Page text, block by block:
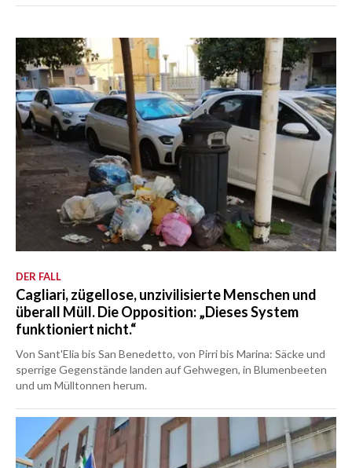
DER FALL
Cagliari, zügellose, unzivilisierte Menschen und
überall Müll. Die Opposition: „Dieses System
funktioniert nicht.“
Von Sant'Elia bis San Benedetto, von Pirri bis Marina: Säcke und
sperrige Gegenstände landen auf Gehwegen, in Blumenbeeten
und um Mülltonnen herum.